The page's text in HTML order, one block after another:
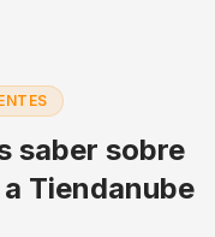
saber sobre
a Tiendanube